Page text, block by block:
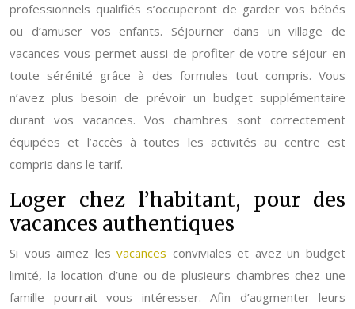
professionnels qualifiés s’occuperont de garder vos bébés
ou d’amuser vos enfants. Séjourner dans un village de
vacances vous permet aussi de profiter de votre séjour en
toute sérénité grâce à des formules tout compris. Vous
n’avez plus besoin de prévoir un budget supplémentaire
durant vos vacances. Vos chambres sont correctement
équipées et l’accès à toutes les activités au centre est
compris dans le tarif.
Loger chez l’habitant, pour des
vacances authentiques
Si vous aimez lesvacances conviviales et avez un budget
limité, la location d’une ou de plusieurs chambres chez une
famille pourrait vous intéresser. Afin d’augmenter leurs